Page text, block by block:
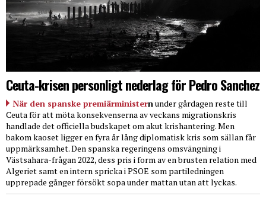
Ceuta-krisen personligt nederlag för Pedro Sanchez
När den spanske premiärministernunder gårdagen reste till
Ceuta för att möta konsekvenserna av veckans migrationskris
handlade det officiella budskapet om akut krishantering. Men
bakom kaoset ligger en fyra år lång diplomatisk kris som sällan får
uppmärksamhet. Den spanska regeringens omsvängning i
Västsahara-frågan 2022, dess pris i form av en brusten relation med
Algeriet samt en intern spricka i PSOE som partiledningen
upprepade gånger försökt sopa under mattan utan att lyckas.